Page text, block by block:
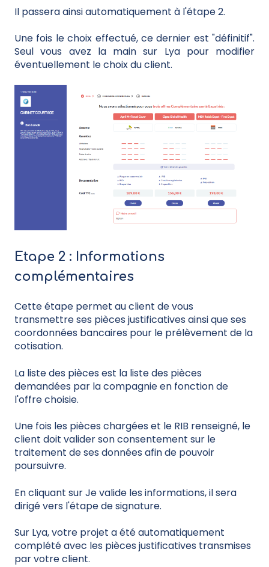
Il passera ainsi automatiquement à l'étape 2.
Une fois le choix effectué, ce dernier est "définitif".
Seul vous avez la main sur Lya pour modifier
éventuellement le choix du client.
Etape 2 : Informations
complémentaires
Cette étape permet au client de vous
transmettre ses pièces justificatives ainsi que ses
coordonnées bancaires pour le prélèvement de la
cotisation.
La liste des pièces est la liste des pièces
demandées par la compagnie en fonction de
l'offre choisie.
Une fois les pièces chargées et le RIB renseigné, le
client doit valider son consentement sur le
traitement de ses données afin de pouvoir
poursuivre.
En cliquant sur Je valide les informations, il sera
dirigé vers l'étape de signature.
Sur Lya, votre projet a été automatiquement
complété avec les pièces justificatives transmises
par votre client.